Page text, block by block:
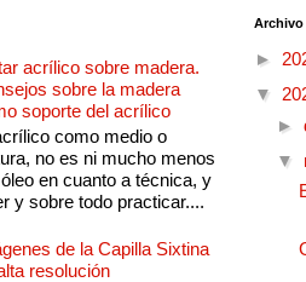
acrílico sobre madera.
sobre la madera
soporte del acrílico
como medio o
no es ni mucho menos
en cuanto a técnica, y
y sobre todo practicar....
de la Capilla Sixtina
resolución
►
▼
►
▼